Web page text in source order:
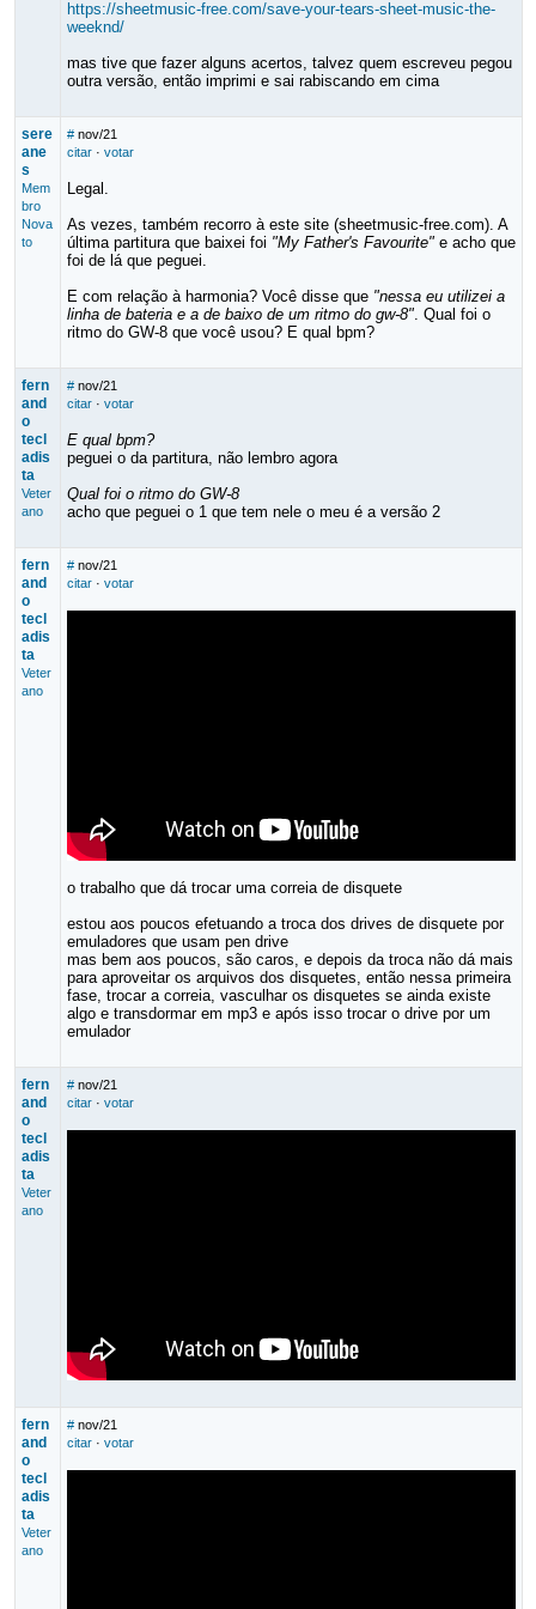
https://sheetmusic-free.com/save-your-tears-sheet-music-the-
weeknd/
mas tive que fazer alguns acertos, talvez quem escreveu pegou
outra versão, então imprimi e sai rabiscando em cima
sere
ane
s
Mem
bro
Nova
to
# nov/21
citar· votar
Legal.
As vezes, também recorro à este site (sheetmusic-free.com). A
última partitura que baixei foi "My Father's Favourite"e acho que
foi de lá que peguei.
E com relação à harmonia? Você disse que "nessa eu utilizei a
linha de bateria e a de baixo de um ritmo do gw-8". Qual foi o
ritmo do GW-8 que você usou? E qual bpm?
fern
and
o
tecl
adis
ta
Veter
ano
# nov/21
citar· votar
E qual bpm?
peguei o da partitura, não lembro agora
Qual foi o ritmo do GW-8
acho que peguei o 1 que tem nele o meu é a versão 2
fern
and
o
tecl
adis
ta
Veter
ano
# nov/21
citar· votar
o trabalho que dá trocar uma correia de disquete
estou aos poucos efetuando a troca dos drives de disquete por
emuladores que usam pen drive
mas bem aos poucos, são caros, e depois da troca não dá mais
para aproveitar os arquivos dos disquetes, então nessa primeira
fase, trocar a correia, vasculhar os disquetes se ainda existe
algo e transdormar em mp3 e após isso trocar o drive por um
emulador
fern
and
o
tecl
adis
ta
Veter
ano
# nov/21
citar· votar
fern
and
o
tecl
adis
ta
Veter
ano
# nov/21
citar· votar